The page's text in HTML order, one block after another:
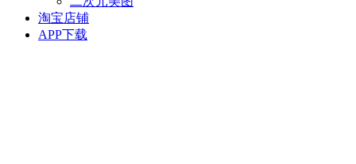
淘宝店铺
APP下载